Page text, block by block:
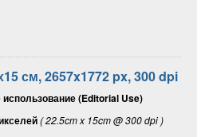
см, 2657x1772 px, 300 dpi
(Editorial Use)
( 22.5cm x 15cm @ 300 dpi )